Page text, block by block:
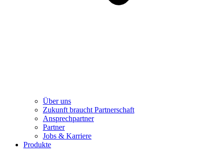
Über uns
Zukunft braucht Partnerschaft
Ansprechpartner
Partner
Jobs & Karriere
Produkte